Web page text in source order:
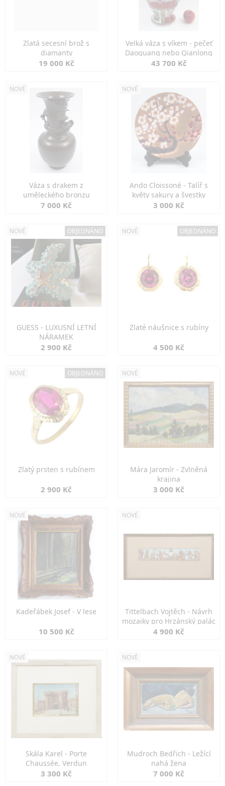
Zlatá secesní brož s
diamanty
19 000 Kč
Velká váza s víkem - pečeť
Daoguang nebo Qianlong
43 700 Kč
NOVÉ
Váza s drakem z
uměleckého bronzu
7 000 Kč
NOVÉ
Ando Cloissoné - Talíř s
květy sakury a švestky
3 000 Kč
NOVÉ OBJEDNÁNO
GUESS - LUXUSNÍ LETNÍ
NÁRAMEK
2 900 Kč
NOVÉ OBJEDNÁNO
Zlaté náušnice s rubíny
4 500 Kč
NOVÉ OBJEDNÁNO
Zlatý prsten s rubínem
2 900 Kč
NOVÉ
Mára Jaromír - Zvlněná
krajina
3 000 Kč
NOVÉ
Kadeřábek Josef - V lese
10 500 Kč
NOVÉ
Tittelbach Vojtěch - Návrh
mozaiky pro Hrzánský palác
4 900 Kč
NOVÉ
Skála Karel - Porte
Chaussée, Verdun
3 300 Kč
NOVÉ
Mudroch Bedřich - Ležící
nahá žena
7 000 Kč